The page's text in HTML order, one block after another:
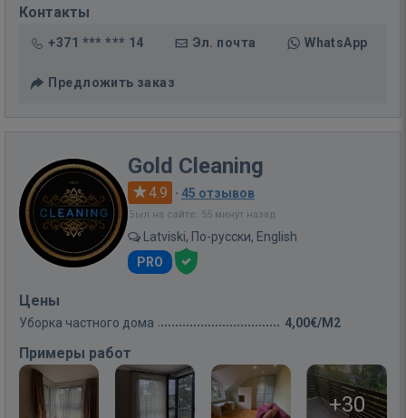
Контакты
+371 *** *** 14 Эл. почта WhatsApp
Предложить заказ
Gold Cleaning
4.9 · 45 отзывов
Был на сайте: 55 минут назад
Latviski, По-русски, English
PRO
Цены
Уборка частного дома 4,00€/M2
Примеры работ
+30